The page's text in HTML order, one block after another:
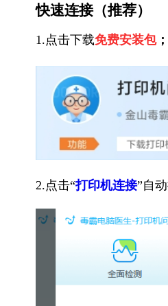
快速连接（推荐）
1.点击下载免费安装包；
2.点击“打印机连接”自